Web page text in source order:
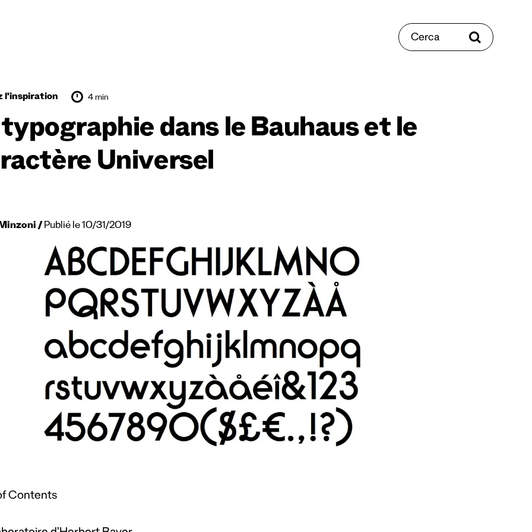
Cerca
l'inspiration 4 min
dans le Bauhaus et le
Universel
Publié le 10/31/2019
Contents